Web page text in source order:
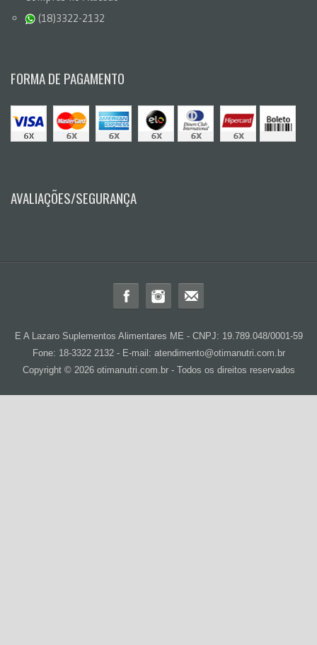
(18)3322-2132
FORMA DE PAGAMENTO
AVALIAÇÕES/SEGURANÇA
E A Lazaro Suplementos Alimentares ME - CNPJ: 19.789.048/0001-59
Fone: 18-3322 2132 - E-mail: atendimento@otimanutri.com.br
Copyright © 2026 otimanutri.com.br - Todos os direitos reservados